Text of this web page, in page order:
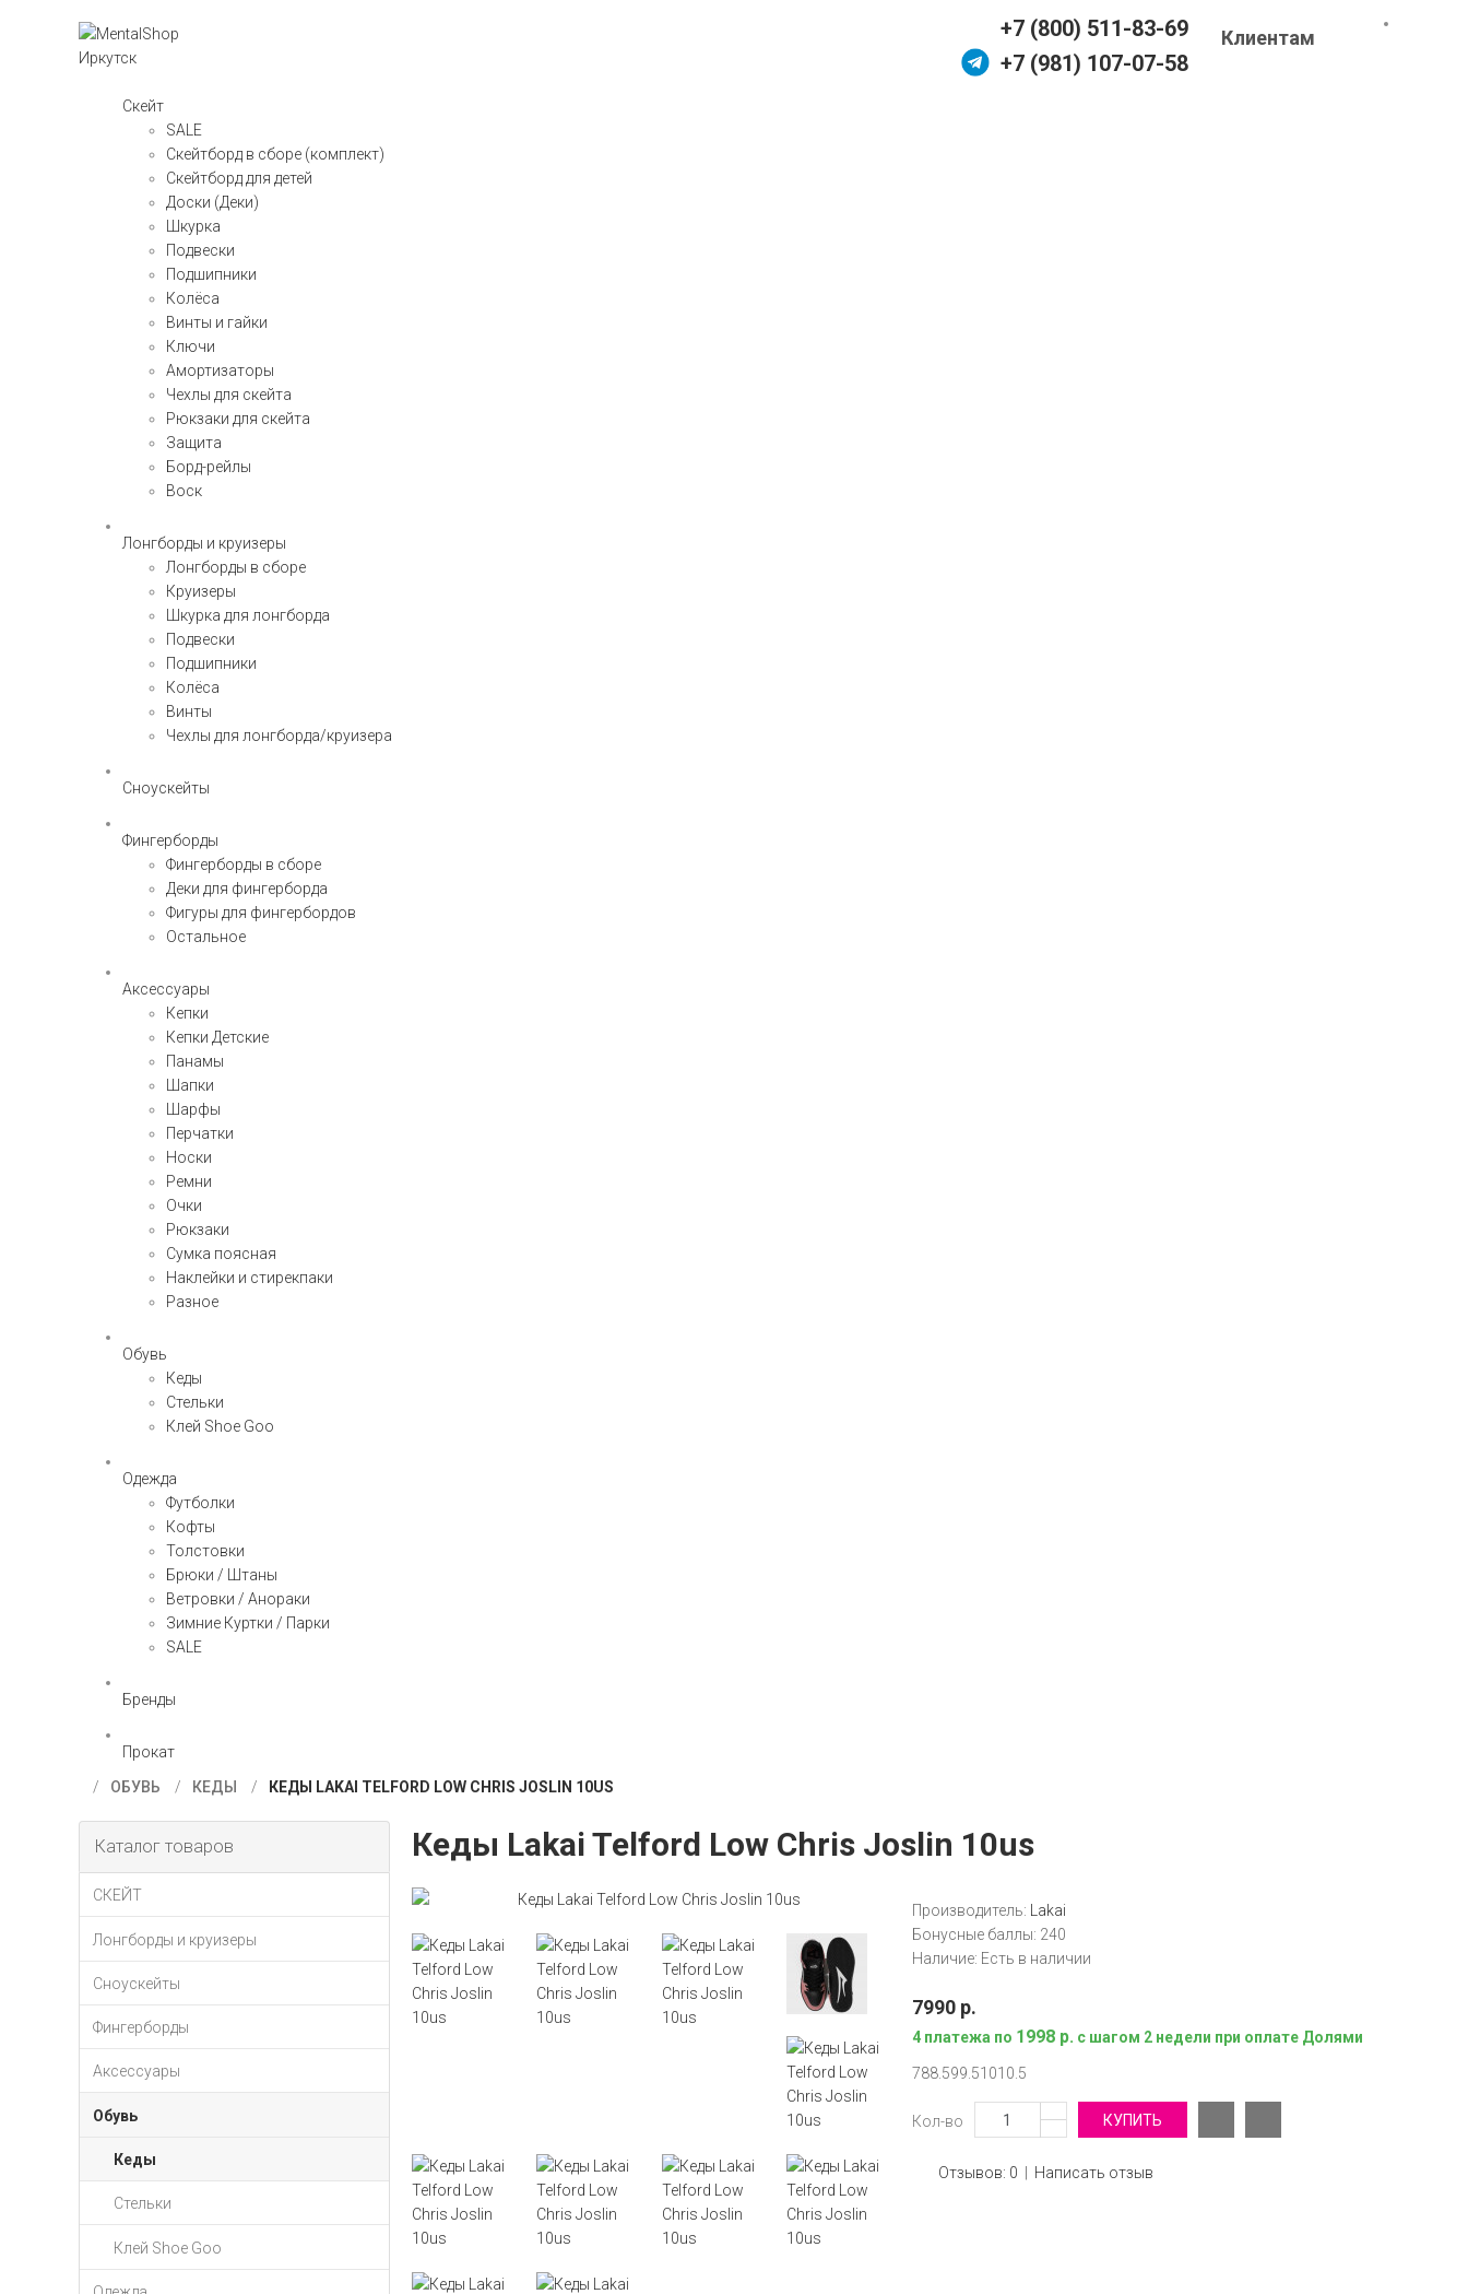
+7 (800) 511-83-69
+7 (981) 107-07-58
Клиентам
Скейт
SALE
Скейтборд в сборе (комплект)
Скейтборд для детей
Доски (Деки)
Шкурка
Подвески
Подшипники
Колёса
Винты и гайки
Ключи
Амортизаторы
Чехлы для скейта
Рюкзаки для скейта
Защита
Борд-рейлы
Воск
Лонгборды и круизеры
Лонгборды в сборе
Круизеры
Шкурка для лонгборда
Подвески
Подшипники
Колёса
Винты
Чехлы для лонгборда/круизера
Сноускейты
Фингерборды
Фингерборды в сборе
Деки для фингерборда
Фигуры для фингербордов
Остальное
Аксессуары
Кепки
Кепки Детские
Панамы
Шапки
Шарфы
Перчатки
Носки
Ремни
Очки
Рюкзаки
Сумка поясная
Наклейки и стирекпаки
Разное
Обувь
Кеды
Стельки
Клей Shoe Goo
Одежда
Футболки
Кофты
Толстовки
Брюки / Штаны
Ветровки / Анораки
Зимние Куртки / Парки
SALE
Бренды
Прокат
ОБУВЬ
КЕДЫ КЕДЫ LAKAI TELFORD LOW CHRIS JOSLIN 10US
Каталог товаров
СКЕЙТ
Лонгборды и круизеры
Сноускейты
Фингерборды
Аксессуары
Обувь
Кеды
Стельки
Клей Shoe Goo
Кеды Lakai Telford Low Chris Joslin 10us
Производитель:
Lakai
Бонусные баллы: 240
Наличие: Есть в наличии
7990 р.
4 платежа по 1998 р. с шагом 2 недели при оплате Долями
788.599.51010.5
Кол-во
Отзывов: 0 Написать отзыв